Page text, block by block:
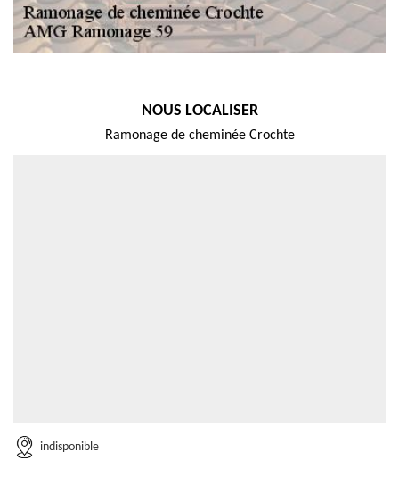
NOUS LOCALISER
Ramonage de cheminée Crochte
indisponible